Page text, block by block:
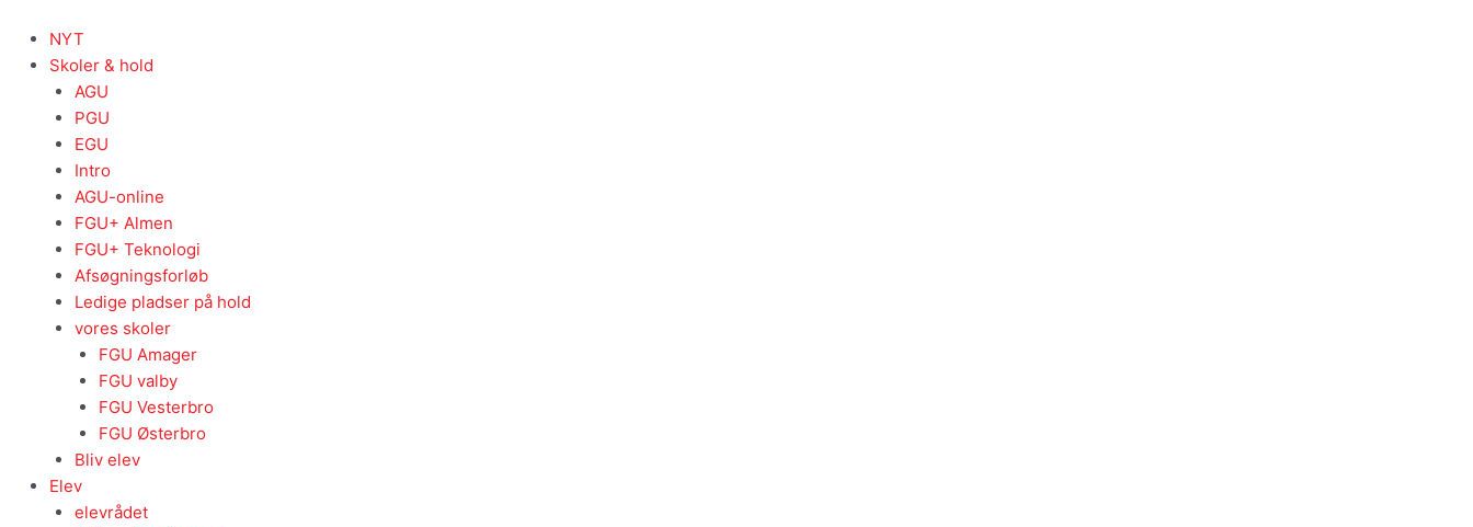
indholdet
NYT
Skoler & hold
AGU
PGU
EGU
Intro
AGU-online
FGU+ Almen
FGU+ Teknologi
Afsøgningsforløb
Ledige pladser på hold
vores skoler
FGU Amager
FGU valby
FGU Vesterbro
FGU Østerbro
Bliv elev
Elev
elevrådet